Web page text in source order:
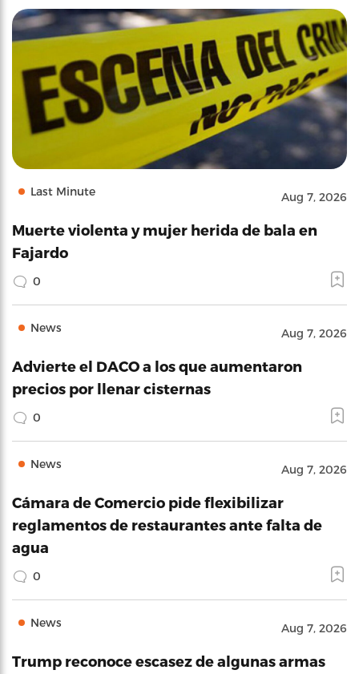
Last Minute Aug 7, 2026
Muerte violenta y mujer herida de bala en
Fajardo
0
News Aug 7, 2026
Advierte el DACO a los que aumentaron
precios por llenar cisternas
0
News Aug 7, 2026
Cámara de Comercio pide flexibilizar
reglamentos de restaurantes ante falta de
agua
0
News Aug 7, 2026
Trump reconoce escasez de algunas armas